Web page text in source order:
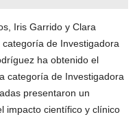
Iris Garrido y Clara
de Investigadora
ha obtenido el
categoría de Investigadora
presentaron un
impacto científico y clínico